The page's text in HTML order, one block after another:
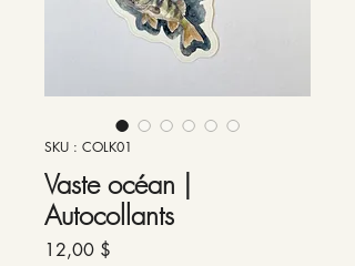
SKU : COLK01
Vaste océan |
Autocollants
12,00 $